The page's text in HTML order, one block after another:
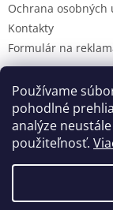
Používame
pohodlné
analýze
použiteľnosť.
Ochrana osobných
Kontakty
Formulár na